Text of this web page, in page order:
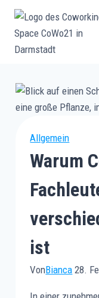
Zum
springen
Allgemein
Warum
ist
VonBianca 28.